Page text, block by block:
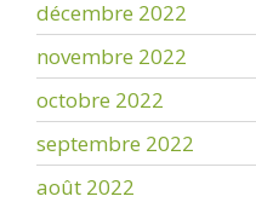
décembre 2022
novembre 2022
octobre 2022
septembre 2022
août 2022